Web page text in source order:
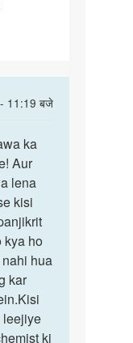
11:19 बजे
ka
Aur
lena
kisi
kya ho
hua
kar
leejiye
ki